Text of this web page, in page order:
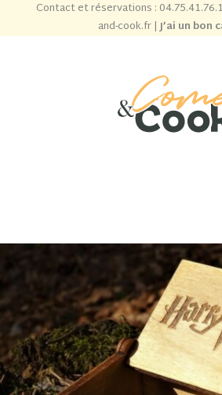
Contact et réservations :
and-cook.fr|J’ai un bon